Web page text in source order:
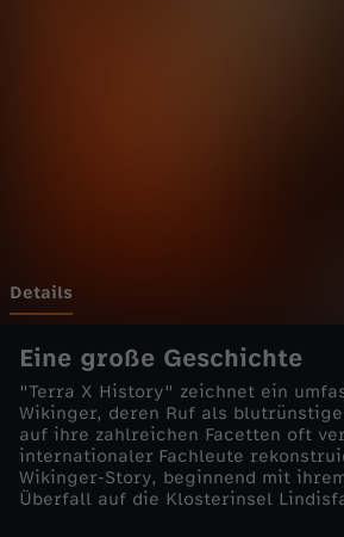
y
-
d
i
Details
Eine große Geschichte
"Terra X History" zeichnet ein
Wikinger, deren Ruf als
auf ihre zahlreichen Facetten oft
internationaler Fachleute
Wikinger-Story, beginnend mit
Überfall auf die Klosterinsel